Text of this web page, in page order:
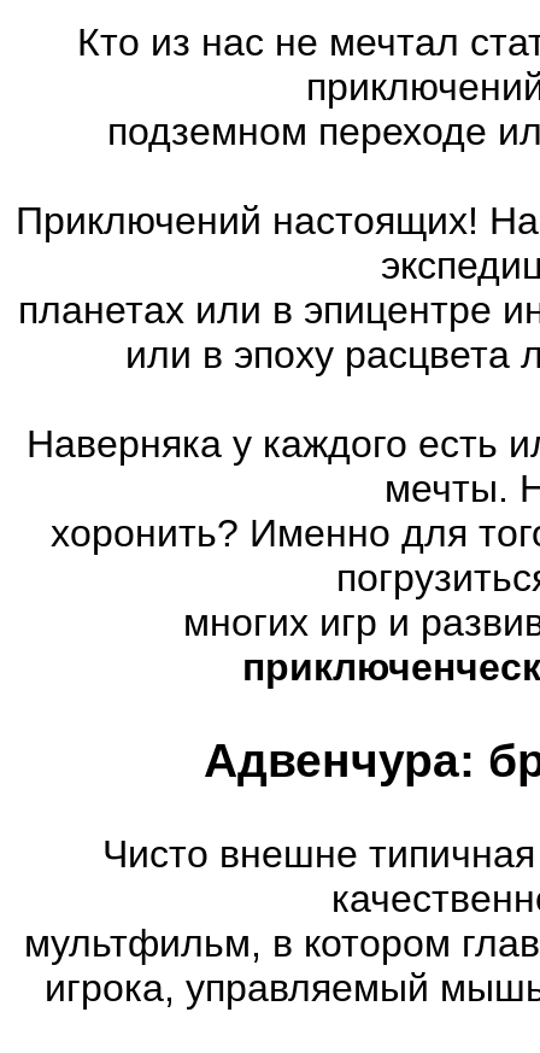
Кто из нас не мечтал
подземном переходе
Приключений настоящих! На
планетах или в эпицентре
или в эпоху
Наверняка у каждого есть
мечты.
хоронить? Именно для
многих игр и
Адвенчура:
Чисто внешне
мультфильм, в котором
игрока, управляемый